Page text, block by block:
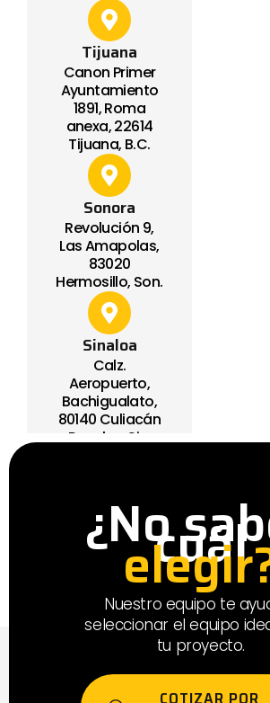
Tijuana
Canon Primer
Ayuntamiento
1891, Roma
anexa, 22614
Tijuana, B.C.
Sonora
Revolución 9,
Las Amapolas,
83020
Hermosillo, Son.
Sinaloa
Calz.
Aeropuerto,
Bachigualato,
80140 Culiacán
Rosales, Sin.
¿Nocuál
Nuestro equipo te
seleccionar el equipo
tu proyecto.